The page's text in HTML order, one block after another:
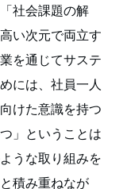
社会課題の解
い次元で両立す
を通じてサステ
には、社員一人
けた意識を持つ
」ということは
うな取り組みを
積み重ねなが